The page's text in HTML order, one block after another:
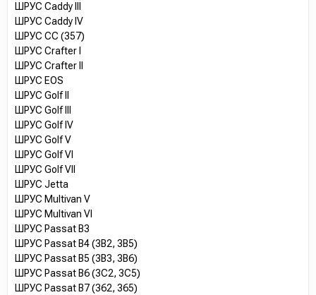
ШРУС Caddy III
ШРУС Caddy IV
ШРУС CC (357)
ШРУС Crafter I
ШРУС Crafter II
ШРУС EOS
ШРУС Golf II
ШРУС Golf III
ШРУС Golf IV
ШРУС Golf V
ШРУС Golf VI
ШРУС Golf VII
ШРУС Jetta
ШРУС Multivan V
ШРУС Multivan VI
ШРУС Passat B3
ШРУС Passat B4 (3B2, 3B5)
ШРУС Passat B5 (3B3, 3B6)
ШРУС Passat B6 (3C2, 3C5)
ШРУС Passat B7 (362, 365)